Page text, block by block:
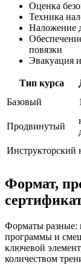
Оценка
Техника
Наложение
повязки
Эвакуация
Тип курса
Базовый
Продвинутый
Инструкторский
Формат,
Форматы разные:
программы и
ключевой
количеством